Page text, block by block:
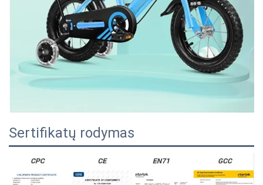
Sertifikatų rodymas